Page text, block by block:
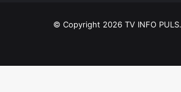
© Copyright 2026 TV INFO